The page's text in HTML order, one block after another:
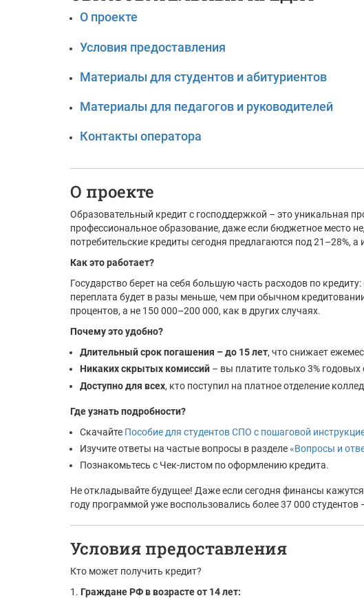
О проекте
Условия предоставления
Материалы для студентов и абитуриентов
Материалы для педагогов и руководителей
Контакты оператора
О проекте
Образовательный кредит с господдержкой – это уникальная
профессиональное образование, даже если бюджетное место
потребительские кредиты сегодня предлагаются под 21–28%,
Как это работает?
Государство берет на себя большую часть расходов по
переплата будет в разы меньше, чем при обычном
процентов, а не 150 000–200 000, как в других случаях.
Почему это удобно?
Длительный срок погашения – до 15 лет, что снижает
Никаких скрытых комиссий – вы платите только 3%
Доступно для всех, кто поступил на платное отделение
Где узнать подробности?
Скачайте Пособие для студентов СПО с пошаговой
Изучите ответы на частые вопросы в разделе«Вопросы и
Познакомьтесь с Чек-листом по оформлению кредита.
Не откладывайте будущее! Даже если сегодня финансы
году программой уже воспользовались более 37 000 студентов
Условия предоставления
Кто может получить кредит?
1. Граждане РФ в возрасте от 14 лет: